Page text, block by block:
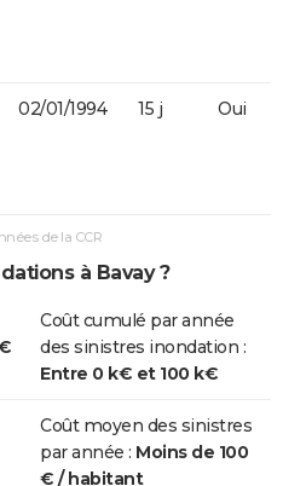
02/01/1994 15 j Oui
de la CCR
à Bavay ?
Coût cumulé par année
des sinistres inondation :
Entre 0 k€ et 100 k€
Coût moyen des sinistres
par année : Moins de 100
€ / habitant